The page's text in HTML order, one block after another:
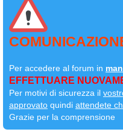
Per accedere al forum in
EFFETTUARE
Per motivi di sicurezza il
approvato quindi attendete
Grazie per la comprensione